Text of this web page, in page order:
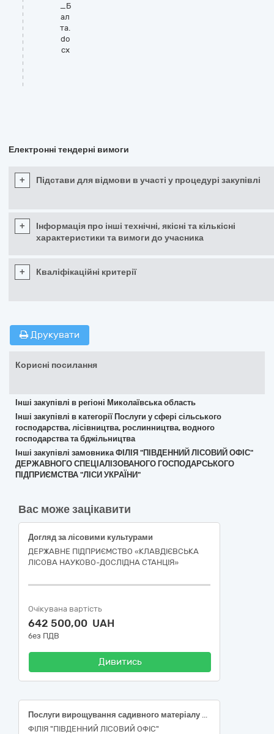
_Б
ал
та.
do
cx
Електронні тендерні вимоги
+ Підстави для відмови в участі у процедурі закупівлі
+
Інформація про інші технічні, якісні та кількісні
характеристики та вимоги до учасника
+ Кваліфікаційні критерії
Друкувати
Корисні посилання
Інші закупівлі в регіоні Миколаївська область
Інші закупівлі в категорії Послуги у сфері сільського
господарства, лісівництва, рослинництва, водного
господарства та бджільництва
Інші закупівлі замовника ФІЛІЯ "ПІВДЕННИЙ ЛІСОВИЙ ОФІС"
ДЕРЖАВНОГО СПЕЦІАЛІЗОВАНОГО ГОСПОДАРСЬКОГО
ПІДПРИЄМСТВА "ЛІСИ УКРАЇНИ"
Вас може зацікавити
Догляд за лісовими культурами
ДЕРЖАВНЕ ПІДПРИЄМСТВО «КЛАВДІЄВСЬКА
ЛІСОВА НАУКОВО-ДОСЛІДНА СТАНЦІЯ»
Очікувана вартість
642 500,00 UAH
без ПДВ
Дивитись
Послуги вирощування садивного матеріалу в розсаднику Одеське надлісництво
ФІЛІЯ "ПІВДЕННИЙ ЛІСОВИЙ ОФІС"